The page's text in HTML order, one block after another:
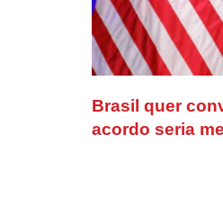
Brasil quer
acordo seria